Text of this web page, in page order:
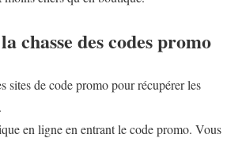
chasse des codes promo
sites de code promo pour récupérer les
en ligne en entrant le code promo. Vous